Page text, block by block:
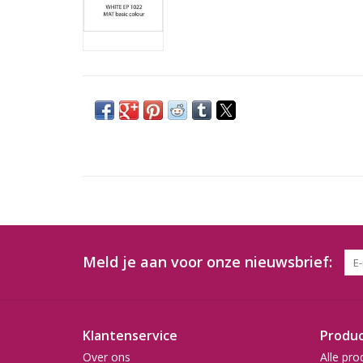
Meld je aan voor onze nieuwsbrief:
Klantenservice
Over ons Alle